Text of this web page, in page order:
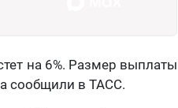
на 6%. Размер выплаты
сообщили в ТАСС.